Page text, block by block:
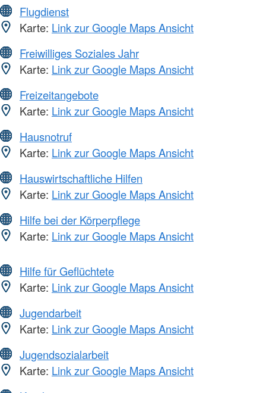
Flugdienst
Karte: Link zur Google Maps Ansicht
Freiwilliges Soziales Jahr
Karte: Link zur Google Maps Ansicht
Freizeitangebote
Karte: Link zur Google Maps Ansicht
Hausnotruf
Karte: Link zur Google Maps Ansicht
Hauswirtschaftliche Hilfen
Karte: Link zur Google Maps Ansicht
Hilfe bei der Körperpflege
Karte: Link zur Google Maps Ansicht
Hilfe für Geflüchtete
Karte: Link zur Google Maps Ansicht
Jugendarbeit
Karte: Link zur Google Maps Ansicht
Jugendsozialarbeit
Karte: Link zur Google Maps Ansicht